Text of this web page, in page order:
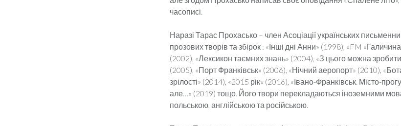
часописі.
Наразі Тарас Прохасько – член Асоціації українських
прозових творів та збірок : «Інші дні Анни» (1998), «FM
(2002), «Лексикон таємних знань» (2004), «З цього можна зробити
(2005), «Порт Франківськ» (2006), «Нічний аеропорт» (2010),
зрілості» (2014), «2015 рік» (2016), «Івано-Франківськ. Місто-
але…» (2019) тощо. Його твори перекладаються іноземними
польською, англійською та російською.